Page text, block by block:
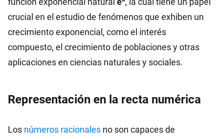
crucial en el estudio de fenómenos que exhiben un
crecimiento exponencial, como el interés
compuesto, el crecimiento de poblaciones y otras
aplicaciones en ciencias naturales y sociales.
Representación en la recta numérica
Los números racionales no son capaces de